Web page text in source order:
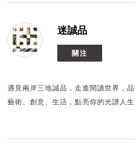
迷誠品
關注
遇見兩岸三地誠品，走進閱讀世界，品
藝術、創意、生活，點亮你的光譜人生